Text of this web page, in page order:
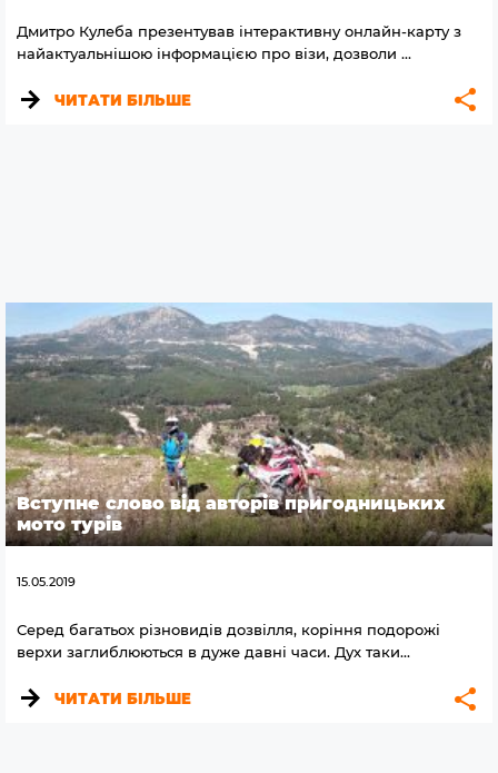
Дмитро Кулеба презентував інтерактивну онлайн-карту з
найактуальнішою інформацією про візи, дозволи ...
ЧИТАТИ БІЛЬШЕ
Вступне слово від авторів пригодницьких
мото турів
15.05.2019
Серед багатьох різновидів дозвілля, коріння подорожі
верхи заглиблюються в дуже давні часи. Дух таки...
ЧИТАТИ БІЛЬШЕ